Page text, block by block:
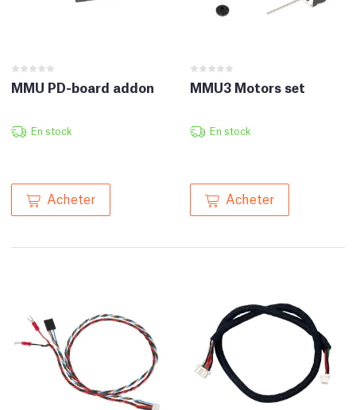
MMU PD-board addon
En stock
Acheter
MMU3 Motors set
En stock
Acheter